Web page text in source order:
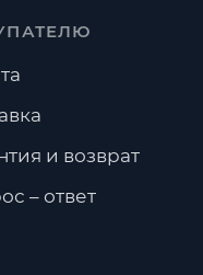
и возврат
– ответ